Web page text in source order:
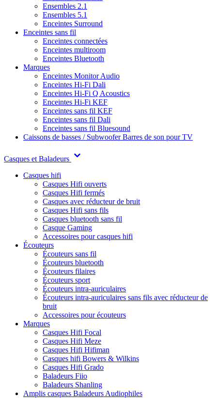
Ensembles 2.1
Ensembles 5.1
Enceintes Surround
Enceintes sans fil
Enceintes connectées
Enceintes multiroom
Enceintes Bluetooth
Marques
Enceintes Monitor Audio
Enceintes Hi-Fi Dali
Enceintes Hi-Fi Q Acoustics
Enceintes Hi-Fi KEF
Enceintes sans fil KEF
Enceintes sans fil Dali
Enceintes sans fil Bluesound
Caissons de basses / SubwooferBarres de son pour TV
Casques et Baladeurs
Casques hifi
Casques Hifi ouverts
Casques Hifi fermés
Casques avec réducteur de bruit
Casques Hifi sans fils
Casques bluetooth sans fil
Casque Gaming
Accessoires pour casques hifi
Écouteurs
Écouteurs sans fil
Écouteurs bluetooth
Écouteurs filaires
Écouteurs sport
Écouteurs intra-auriculaires
Écouteurs intra-auriculaires sans fils avec réducteur de
bruit
Accessoires pour écouteurs
Marques
Casques Hifi Focal
Casques Hifi Meze
Casques Hifi Hifiman
Casques hifi Bowers & Wilkins
Casques Hifi Grado
Baladeurs Fiio
Baladeurs Shanling
Amplis casques Baladeurs Audiophiles